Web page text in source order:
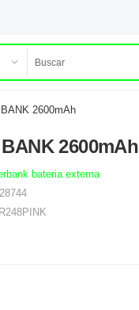
2600mAh
2600mAh
bateria externa